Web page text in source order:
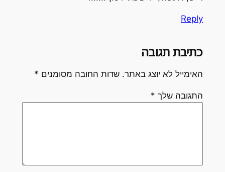
Reply
כתיבת תגובה
האימייל לא יוצג באתר. שדות החובה מסומנים *
התגובה שלך *